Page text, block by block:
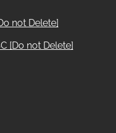
not Delete]
[Do not Delete]